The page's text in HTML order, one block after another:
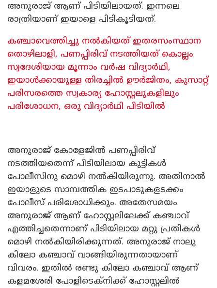
അനുരാജ് ആണ് പിടിയിലായത്. ഇന്നലെ
രാത്രിയാണ് ഇയാളെ പിടികൂടിയത്.
കഞ്ചാവെത്തിച്ചു നൽകിയത് ഇതരസംസ്ഥാന
തൊഴിലാളി, പണപ്പിരിവ് നടത്തിയത് കൊല്ലം
സ്വദേശിയായ മൂന്നാം വർഷ വിദ്യാർഥി,
ഇയാൾക്കായുള്ള തിരച്ചിൽ ഊർജിതം, കുസാറ്റ്
പരിസരത്തെ സ്വകാര്യ ഹോസ്റ്റലുകളിലും
പരിശോധന, ഒരു വിദ്യാർഥി പിടിയിൽ
അനുരാജ് കോളേജിൽ പണപ്പിരിവ്
നടത്തിയതെന്ന് പിടിയിലായ കുട്ടികൾ
പോലീസിനു മൊഴി നൽകിയിരുന്നു. അതിനാൽ
ഇയാളുടെ സാമ്പത്തിക ഇടപാടുകളടക്കം
പോലീസ് പരിശോധിക്കും. അതേസമയം
അനുരാജ് ആണ് ഹോസ്റ്റലിലേക്ക് കഞ്ചാവ്
എത്തിച്ചതെന്നാണ് പിടിയിലായ മറ്റു പ്രതികൾ
മൊഴി നൽകിയിരിക്കുന്നത്. അനുരാജ് നാലു
കിലോ കഞ്ചാവ് വാങ്ങിയിരുന്നതായാണ്
വിവരം. ഇതിൽ രണ്ടു കിലോ കഞ്ചാവ് ആണ്
കളമശേരി പോളിടെക്നിക്ക് ഹോസ്റ്റലിൽ